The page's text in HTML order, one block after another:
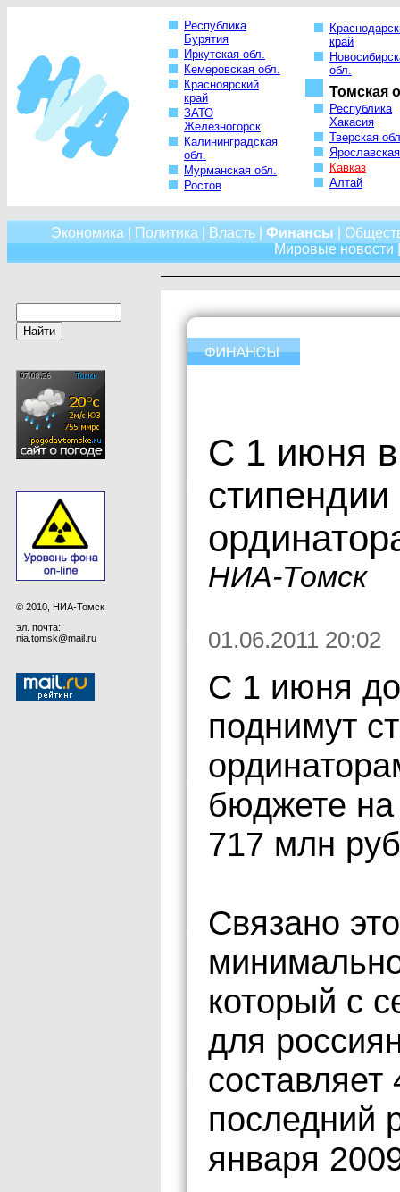
Республика
Бурятия
Иркутская обл.
Кемеровская обл.
Красноярский
край
ЗАТО
Железногорск
Калининградская
обл.
Мурманская обл.
Ростов
край
обл.
Томская
Республика
Хакасия
Тверская
Кавказ
Алтай
Экономика Политика Власть| Финансы
Мировые новости
© 2010, НИА-Томск
эл. почта:
nia.tomsk@mail.ru
С 1 июня
НИА-Томск
01.06.2011 20:02
С 1 июня
поднимут
бюджете на
717 млн
Связано
который с
для
последний
января